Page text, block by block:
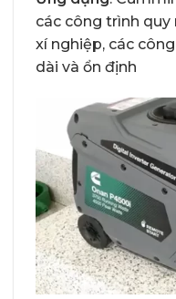
các công trình quy
xí nghiệp, các
dài và ổn định